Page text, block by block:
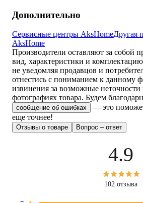
Дополнительно
Сервисные центры AksHomeДругая
AksHome
Производители оставляют за собой
вид, характеристики и
не уведомляя продавцов и
отнестись с пониманием к данному
извинения за возможные
фотографиях товара. Будем
сообщение об ошибках
— это
еще точнее!
Отзывы о товаре Вопрос – ответ
4.9
102 отзыва